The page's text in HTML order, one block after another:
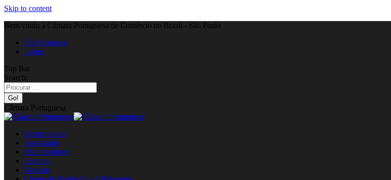
Skip to content
Bem-vindo à Câmara Portuguesa de Comércio no Brasil - São Paulo
Fale Conosco
Login
Top Bar
Search:
Câmara Portuguesa
Quem somos
Associados
Mantenedores
Eventos
Notícias